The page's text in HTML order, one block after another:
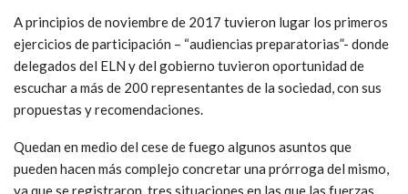
A principios de noviembre de 2017 tuvieron lugar los primeros
ejercicios de participación – “audiencias preparatorias”- donde
delegados del ELN y del gobierno tuvieron oportunidad de
escuchar a más de 200 representantes de la sociedad, con sus
propuestas y recomendaciones.
Quedan en medio del cese de fuego algunos asuntos que
pueden hacen más complejo concretar una prórroga del mismo,
ya que se registraron tres situaciones en las que las fuerzas